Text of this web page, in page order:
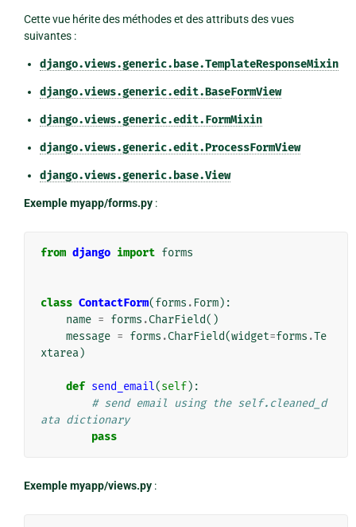
Cette vue hérite des méthodes et des attributs des vues
suivantes :
django.views.generic.base.TemplateResponseMixin
django.views.generic.edit.BaseFormView
django.views.generic.edit.FormMixin
django.views.generic.edit.ProcessFormView
django.views.generic.base.View
Exemple myapp/forms.py:
from django import forms
class ContactForm(forms . Form):
name = forms .CharField()
message = forms .CharField(widget=forms .Te
xtarea)
def send_email(self):
# send email using the self.cleaned_d
ata dictionary
pass
Exemple myapp/views.py: